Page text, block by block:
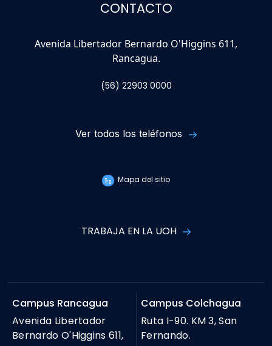
CONTACTO
Avenida Libertador Bernardo O'Higgins 611,
Rancagua.
(56) 22903 0000
Ver todos los teléfonos
Mapa del sitio
TRABAJA EN LA UOH
Campus Rancagua
Avenida Libertador
Bernardo O'Higgins 611,
Campus Colchagua
Ruta I-90. KM 3, San
Fernando.